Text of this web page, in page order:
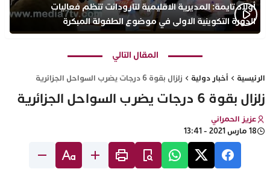
أولاد تايمة: المديرية الاقليمية لتارودانت تنظم فعاليات
الدورة التكوينية الاولى في موضوع الطفولة المبكرة
بمركز التكوين ثانوية الحسن الثاني التأهيلية
المقال التالي
الرئيسية أخبار دولية زلزال بقوة 6 درجات يضرب السواحل الجزائرية
زلزال بقوة 6 درجات يضرب السواحل الجزائرية
عزيز الحمراني
18 مارس 2021 - 13:41